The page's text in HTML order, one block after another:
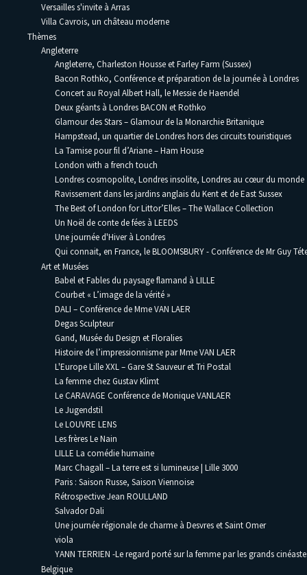
Versailles s'invite à Arras
Villa Cavrois, un château moderne
Thèmes
Angleterre
Angleterre, Charleston Housse et Farley Farm (Sussex)
Bacon Rothko, Conférence et préparation de la journée à Londres
Concert au Royal Albert Hall, le Messie de Haendel
Deux géants à Londres BACON et Rothko
Glamour des Stars – Glamour de la Monarchie Britanique
Hampstead, un quartier de Londres hors des circuits touristiques
La Tamise pour fil d’Ariane – Ham House
London with a french touch
Londres cosmopolite, Londres insolite, Londres au cœur du monde
Ravissement dans les jardins anglais du Kent et de East Sussex
The Best of London for Littor’Elles – The Wallace Collection
Un Noël de conte de fées à LEEDS
Une journée d'Hiver à Londres
Qui connait, en France, le BLOOMSBURY - Conférence de Mr Guy
Art et Musées
Babel et Fables du paysage flamand à LILLE
Courbet « L’image de la vérité »
DALI – Conférence de Mme VAN LAER
Degas Sculpteur
Gand, Musée du Design et Floralies
Histoire de l’impressionnisme par Mme VAN LAER
L'Europe Lille XXL – Gare St Sauveur et Tri Postal
La femme chez Gustav Klimt
Le CARAVAGE Conférence de Monique VANLAER
Le Jugendstil
Le LOUVRE LENS
Les frères Le Nain
LILLE La comédie humaine
Marc Chagall – La terre est si lumineuse | Lille 3000
Paris : Saison Russe, Saison Viennoise
Rétrospective Jean ROULLAND
Salvador Dali
Une journée régionale de charme à Desvres et Saint Omer
viola
YANN TERRIEN -Le regard porté sur la femme par les grands
Belgique